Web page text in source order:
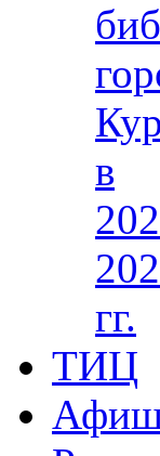
в
гг.
ТИЦ